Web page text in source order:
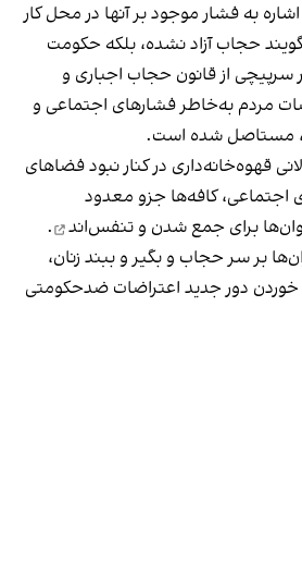
به فشار موجود بر آنها در محل کار
حجاب آزاد نشده، بلکه حکومت
از قانون حجاب اجباری و
مردم به‌خاطر فشارهای اجتماعی و
مستاصل شده است.
قهوه‌‌خانه‌داری در کنار نبود فضاهای
اجتماعی، کافه‌ها جزو معدود
برای جمع شدن و تنفس‌اند
.
بر سر حجاب و بگیر و ببند زنان،
دور جدید اعتراضات ضدحکومتی